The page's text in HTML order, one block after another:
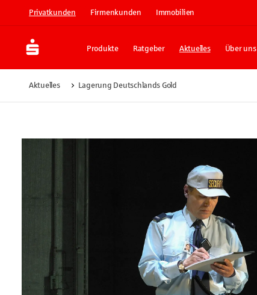
Privatkunden Firmenkunden Immobilien
Produkte Ratgeber Aktuelles Über uns
Aktuelles Lagerung Deutschlands Gold